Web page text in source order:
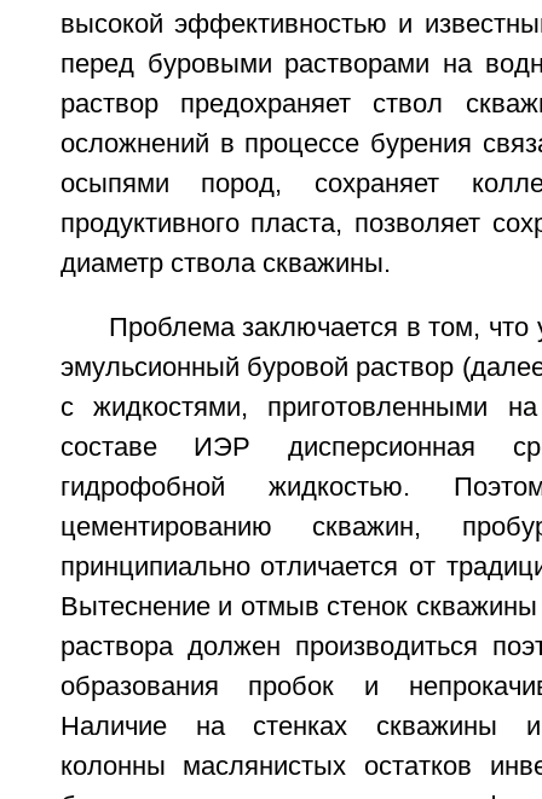
высокой эффективностью и
перед буровыми растворами на
раствор предохраняет ствол
осложнений в процессе бурения
осыпями пород, сохраняет
продуктивного пласта, позволяет
диаметр ствола скважины.
Проблема заключается в том, что
эмульсионный буровой раствор
с жидкостями, приготовленными
составе ИЭР дисперсионная
гидрофобной жидкостью.
цементированию скважин,
принципиально отличается от
Вытеснение и отмыв стенок скважины
раствора должен производиться
образования пробок и
Наличие на стенках скважины и
колонны маслянистых остатков